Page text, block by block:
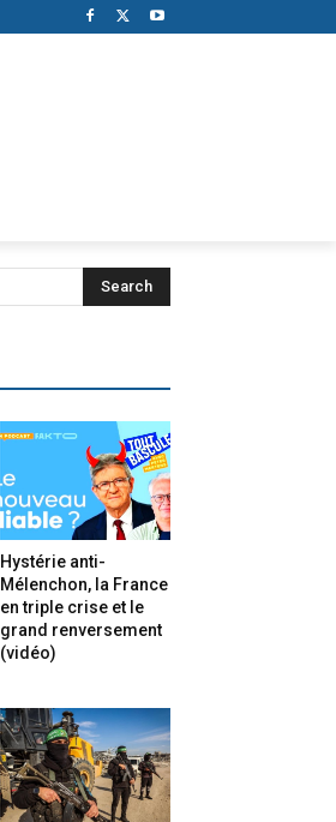
Search
Hystérie anti-
Mélenchon, la France
en triple crise et le
grand renversement
(vidéo)